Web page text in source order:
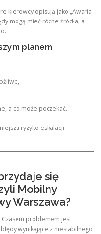
kierowcy opisują jako „Awaria
mogą mieć różne źródła, a
planem
a co może poczekać.
ryzyko eskalacji.
się
Mobilny
Warszawa?
Czasem problemem jest
wynikające z niestabilnego